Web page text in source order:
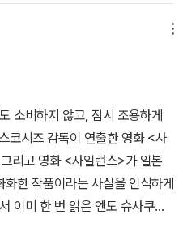
기를 했다가 무려 3만5천 명의
져 가톨릭교도나 성직자들의 처
다. 심지어 일본 땅에는 바티칸,
신부는 한 명도 없다고 여기기
1638년 3월 25일에 인도함대
월 25일에 희망봉을 거치고, 10
거쳐, 다음 해 5월 1일에 포르투
시 중국 선원들과 선장을 고용
에 발을 딛는데, 일행 중엔 마카
카톨릭 성직자를 해외로 추방'
없었던 37명의 성직자들은 몰래
성직자 중의 한 사람'이었다.
전하는데 이 소설은 페레이라
시작한다. '다음날부터 고문이
펄펄 끓는 연못가로 가 들끓는
맛보기 전에 그리스도교를 버리
문에 기온 차가 심한 연못은 무
없다면 보기만 해도 기절할 정
은총으로 커다란 용기를 얻어,
소비하지 않고, 잠시 조용하게
코시즈 감독이 연출한 영화 <사
리고 영화 <사일런스>가 일본
한 작품이라는 사실을 인식하게
이미 한 번 읽은 엔도 슈사쿠의